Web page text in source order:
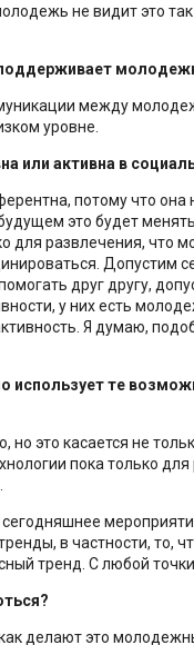
не видит это
между
уровне.
или активна в
потому что
это будет
для развлечения, что
Допустим
друг другу,
у них есть
Я думаю,
использует те
но это касается не
пока только
в частности,
тренд. С любой
делают это